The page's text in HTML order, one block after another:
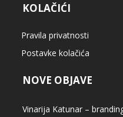
KOLAČIĆI
Pravila privatnosti
Postavke kolačića
NOVE OBJAVE
Vinarija Katunar –